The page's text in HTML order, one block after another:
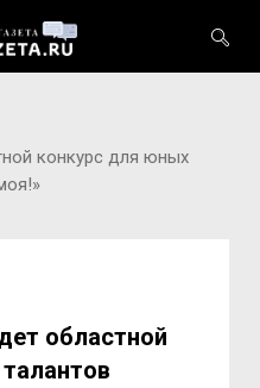
конкурс для юных
областной